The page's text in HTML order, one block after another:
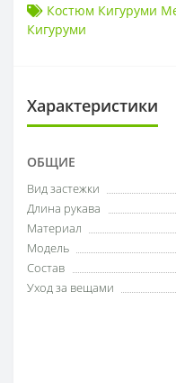
Костюм Кигуруми
Кигуруми
Характеристики
ОБЩИЕ
Вид застежки
Длина рукава
Материал
Модель
Состав
Уход за вещами